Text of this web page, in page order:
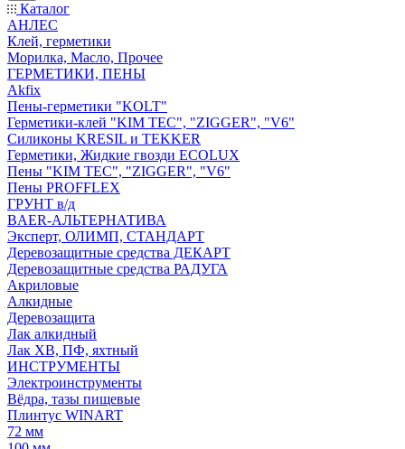
Каталог
АНЛЕС
Клей, герметики
Морилка, Масло, Прочее
ГЕРМЕТИКИ, ПЕНЫ
Akfix
Пены-герметики "KOLT"
Герметики-клей "KIM TEС", "ZIGGER", "V6"
Силиконы KRESIL и TEKKER
Герметики, Жидкие гвозди ECOLUX
Пены "KIM TEС", "ZIGGER", "V6"
Пены PROFFLEX
ГРУНТ в/д
BAER-АЛЬТЕРНАТИВА
Эксперт, ОЛИМП, СТАНДАРТ
Деревозащитные средства ДЕКАРТ
Деревозащитные средства РАДУГА
Акриловые
Алкидные
Деревозащита
Лак алкидный
Лак ХВ, ПФ, яхтный
ИНСТРУМЕНТЫ
Электроинструменты
Вёдра, тазы пищевые
Плинтус WINART
72 мм